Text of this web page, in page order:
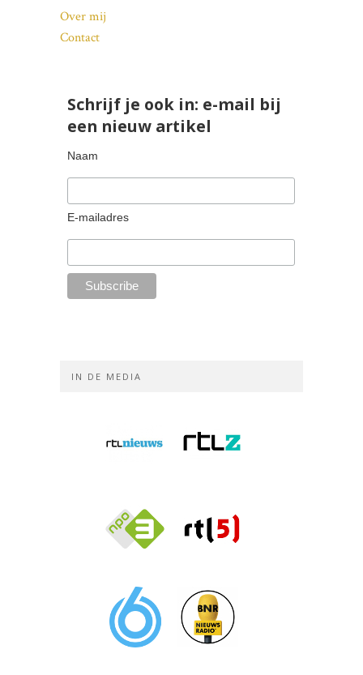
Over mij
Contact
Schrijf je ook in: e-mail bij
een nieuw artikel
Naam
E-mailadres
IN DE MEDIA